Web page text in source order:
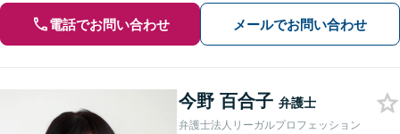
電話でお問い合わせ メールでお問い合わせ
今野 百合子 弁護士
弁護士法人リーガルプロフェッション